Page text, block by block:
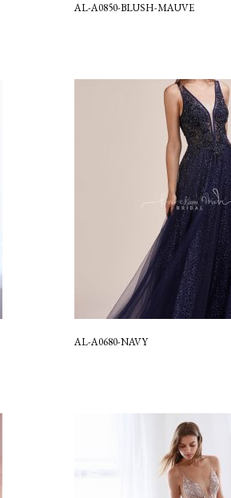
AL-A0850-BLUSH-MAUVE
AL-A0680-NAVY